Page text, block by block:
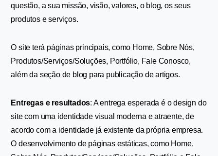
questão, a sua missão, visão, valores, o blog, os seus
produtos e serviços.
O site terá páginas principais, como Home, Sobre Nós,
Produtos/Serviços/Soluções, Portfólio, Fale Conosco,
além da seção de blog para publicação de artigos.
Entregas e resultados: A entrega esperada é o design do
site com uma identidade visual moderna e atraente, de
acordo com a identidade já existente da própria empresa.
O desenvolvimento de páginas estáticas, como Home,